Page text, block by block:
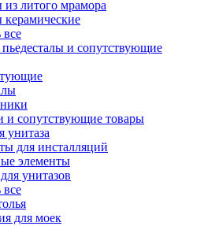
литого мрамора
все
и сопутствующие
и сопутствующие товары
унитаза
для инсталляций
элементы
унитазов
все
для моек